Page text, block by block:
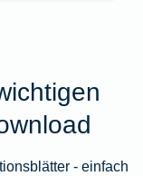
- einfach